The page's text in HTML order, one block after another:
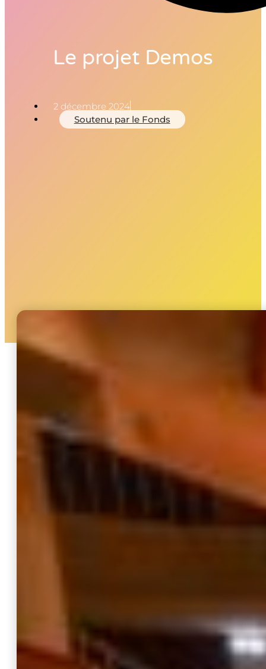
Le projet Demos
2 décembre 2024
Soutenu par le Fonds